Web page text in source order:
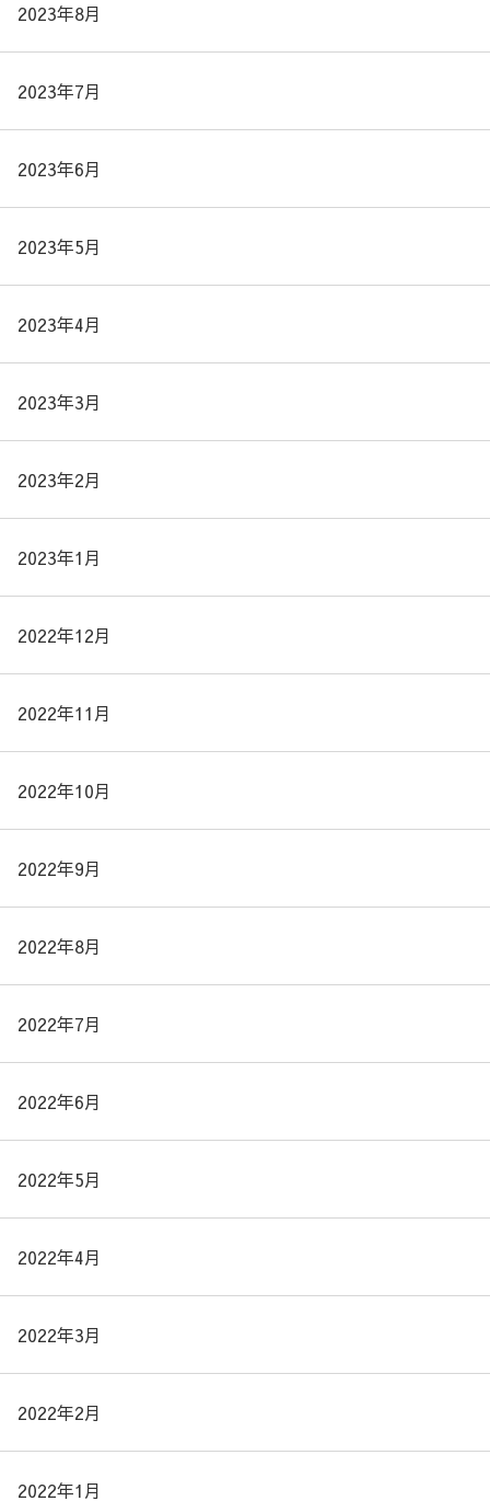
2023年8月
2023年7月
2023年6月
2023年5月
2023年4月
2023年3月
2023年2月
2023年1月
2022年12月
2022年11月
2022年10月
2022年9月
2022年8月
2022年7月
2022年6月
2022年5月
2022年4月
2022年3月
2022年2月
2022年1月